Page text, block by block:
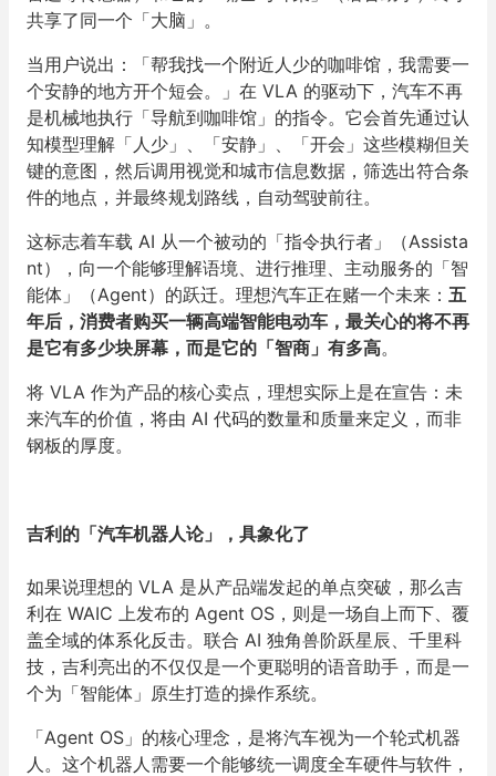
共享了同一个「大脑」。
当用户说出：「帮我找一个附近人少的咖啡馆，我需要一
个安静的地方开个短会。」在 VLA 的驱动下，汽车不再
是机械地执行「导航到咖啡馆」的指令。它会首先通过认
知模型理解「人少」、「安静」、「开会」这些模糊但关
键的意图，然后调用视觉和城市信息数据，筛选出符合条
件的地点，并最终规划路线，自动驾驶前往。
这标志着车载 AI 从一个被动的「指令执行者」（Assista
nt），向一个能够理解语境、进行推理、主动服务的「智
能体」（Agent）的跃迁。理想汽车正在赌一个未来： 五
年后，消费者购买一辆高端智能电动车，最关心的将不再
是它有多少块屏幕，而是它的「智商」有多高。
将 VLA 作为产品的核心卖点，理想实际上是在宣告：未
来汽车的价值，将由 AI 代码的数量和质量来定义，而非
钢板的厚度。
吉利的「汽车机器人论」，具象化了
如果说理想的 VLA 是从产品端发起的单点突破，那么吉
利在 WAIC 上发布的 Agent OS，则是一场自上而下、覆
盖全域的体系化反击。联合 AI 独角兽阶跃星辰、千里科
技，吉利亮出的不仅仅是一个更聪明的语音助手，而是一
个为「智能体」原生打造的操作系统。
「Agent OS」的核心理念，是将汽车视为一个轮式机器
人。这个机器人需要一个能够统一调度全车硬件与软件，